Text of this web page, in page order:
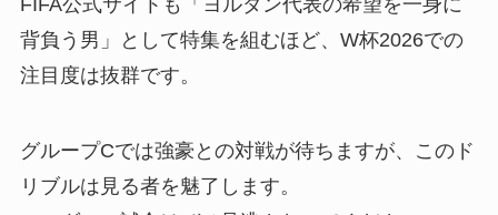
背負う男」として特集を組むほど、W杯2026での
注目度は抜群です。
グループCでは強豪との対戦が待ちますが、このド
リブルは見る者を魅了します。